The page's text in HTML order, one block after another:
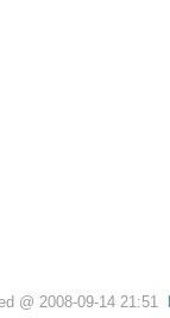
@ 2008-09-14 21:51